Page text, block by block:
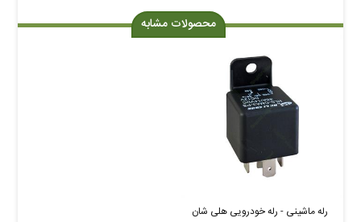
محصولات مشابه
رله ماشینی - رله خودرویی هلی شان